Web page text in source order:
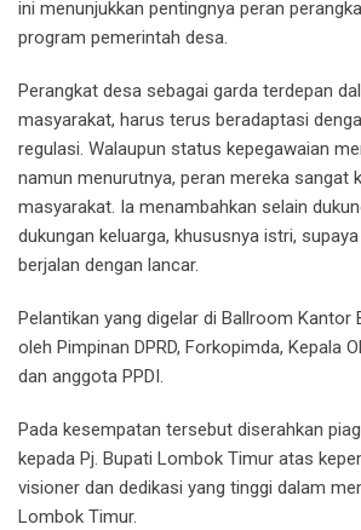
ini menunjukkan pentingnya peran
program pemerintah desa.
Perangkat desa sebagai garda terdepan
masyarakat, harus terus beradaptasi
regulasi. Walaupun status kepegawaian
namun menurutnya, peran mereka sangat
masyarakat. Ia menambahkan selain
dukungan keluarga, khususnya istri,
berjalan dengan lancar.
Pelantikan yang digelar di Ballroom Kantor
oleh Pimpinan DPRD, Forkopimda, Kepala
dan anggota PPDI.
Pada kesempatan tersebut diserahkan
kepada Pj. Bupati Lombok Timur atas
visioner dan dedikasi yang tinggi dalam
Lombok Timur.